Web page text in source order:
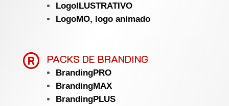
LogoILUSTRATIVO
LogoMO, logo animado
 PACKS DE BRANDING
BrandingPRO
BrandingMAX
BrandingPLUS